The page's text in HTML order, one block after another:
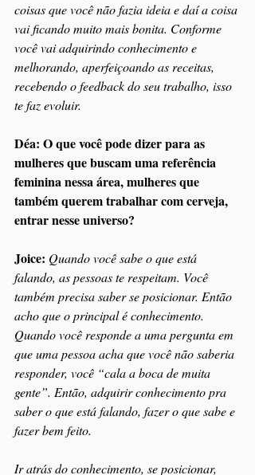
coisas que você não fazia ideia e daí a coisa
vai ficando muito mais bonita. Conforme
você vai adquirindo conhecimento e
melhorando, aperfeiçoando as receitas,
recebendo o feedback do seu trabalho, isso
te faz evoluir.
Déa: O que você pode dizer para as
mulheres que buscam uma referência
feminina nessa área, mulheres que
também querem trabalhar com cerveja,
entrar nesse universo?
Joice: Quando você sabe o que está
falando, as pessoas te respeitam. Você
também precisa saber se posicionar. Então
acho que o principal é conhecimento.
Quando você responde a uma pergunta em
que uma pessoa acha que você não saberia
responder, você “cala a boca de muita
gente”. Então, adquirir conhecimento pra
saber o que está falando, fazer o que sabe e
fazer bem feito.
Ir atrás do conhecimento, se posicionar,